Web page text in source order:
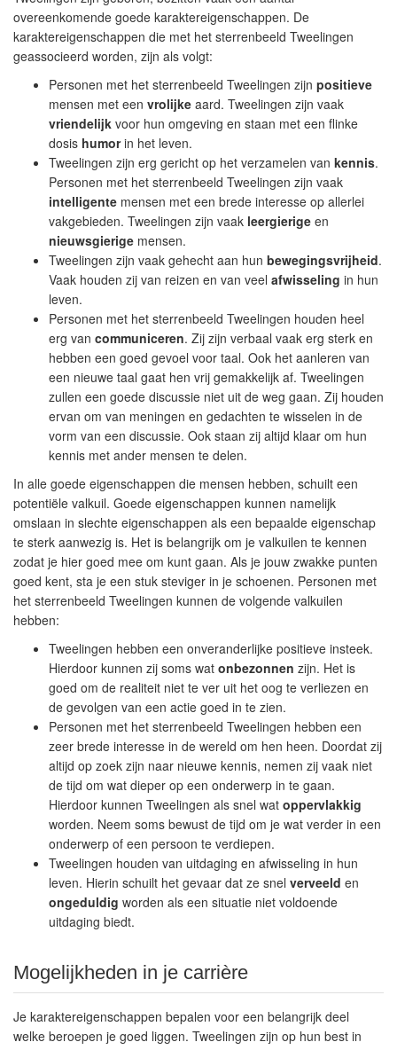
overeenkomende goede karaktereigenschappen. De
karaktereigenschappen die met het sterrenbeeld Tweelingen
geassocieerd worden, zijn als volgt:
Personen met het sterrenbeeld Tweelingen zijn positieve
mensen met een vrolijke aard. Tweelingen zijn vaak
vriendelijk voor hun omgeving en staan met een flinke
dosis humorin het leven.
Tweelingen zijn erg gericht op het verzamelen van kennis.
Personen met het sterrenbeeld Tweelingen zijn vaak
intelligente mensen met een brede interesse op allerlei
vakgebieden. Tweelingen zijn vaak leergierige en
nieuwsgierige mensen.
Tweelingen zijn vaak gehecht aan hun bewegingsvrijheid.
Vaak houden zij van reizen en van veel afwisseling in hun
leven.
Personen met het sterrenbeeld Tweelingen houden heel
erg van communiceren. Zij zijn verbaal vaak erg sterk en
hebben een goed gevoel voor taal. Ook het aanleren van
een nieuwe taal gaat hen vrij gemakkelijk af. Tweelingen
zullen een goede discussie niet uit de weg gaan. Zij houden
ervan om van meningen en gedachten te wisselen in de
vorm van een discussie. Ook staan zij altijd klaar om hun
kennis met ander mensen te delen.
In alle goede eigenschappen die mensen hebben, schuilt een
potentiële valkuil. Goede eigenschappen kunnen namelijk
omslaan in slechte eigenschappen als een bepaalde eigenschap
te sterk aanwezig is. Het is belangrijk om je valkuilen te kennen
zodat je hier goed mee om kunt gaan. Als je jouw zwakke punten
goed kent, sta je een stuk steviger in je schoenen. Personen met
het sterrenbeeld Tweelingen kunnen de volgende valkuilen
hebben:
Tweelingen hebben een onveranderlijke positieve insteek.
Hierdoor kunnen zij soms wat onbezonnen zijn. Het is
goed om de realiteit niet te ver uit het oog te verliezen en
de gevolgen van een actie goed in te zien.
Personen met het sterrenbeeld Tweelingen hebben een
zeer brede interesse in de wereld om hen heen. Doordat zij
altijd op zoek zijn naar nieuwe kennis, nemen zij vaak niet
de tijd om wat dieper op een onderwerp in te gaan.
Hierdoor kunnen Tweelingen als snel wat oppervlakkig
worden. Neem soms bewust de tijd om je wat verder in een
onderwerp of een persoon te verdiepen.
Tweelingen houden van uitdaging en afwisseling in hun
leven. Hierin schuilt het gevaar dat ze snel verveeld en
ongeduldig worden als een situatie niet voldoende
uitdaging biedt.
Mogelijkheden in je carrière
Je karaktereigenschappen bepalen voor een belangrijk deel
welke beroepen je goed liggen. Tweelingen zijn op hun best in